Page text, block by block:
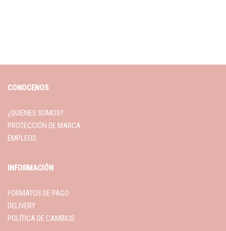
CONOCENOS
¿QUIENES SOMOS?
PROTECCIÓN DE MARCA
EMPLEOS
INFORMACIÓN
FORMATOS DE PAGO
DELIVERY
POLÍTICA DE CAMBIOS